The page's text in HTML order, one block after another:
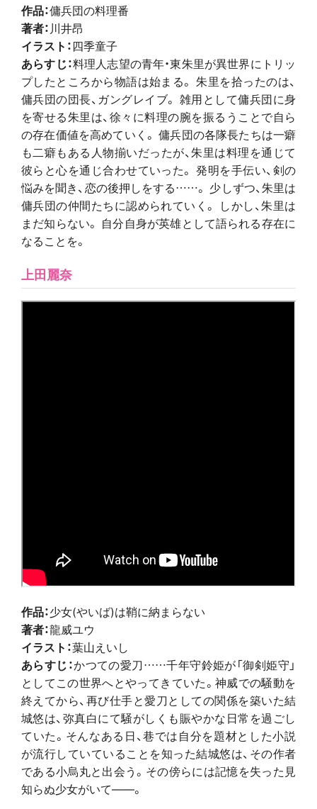
作品：傭兵団の料理番
著者：川井昂
イラスト：四季童子
あらすじ：料理人志望の青年・東朱里が異世界にトリッ
プしたところから物語は始まる。 朱里を拾ったのは、
傭兵団の団長、ガングレイブ。 雑用として傭兵団に身
を寄せる朱里は、徐々に料理の腕を振るうことで自ら
の存在価値を高めていく。 傭兵団の各隊長たちは一癖
も二癖もある人物揃いだったが、朱里は料理を通じて
彼らと心を通じ合わせていった。 発明を手伝い、剣の
悩みを聞き、恋の後押しをする……。 少しずつ、朱里は
傭兵団の仲間たちに認められていく。 しかし、朱里は
まだ知らない。 自分自身が英雄として語られる存在に
なることを。
上田麗奈
作品：少女(やいば)は鞘に納まらない
著者：龍威ユウ
イラスト：葉山えいし
あらすじ：かつての愛刀……千年守鈴姫が「御剣姫守」
としてこの世界へとやってきていた。神威での騒動を
終えてから、再び仕手と愛刀としての関係を築いた結
城悠は、弥真白にて騒がしくも賑やかな日常を過ごし
ていた。そんなある日、巷では自分を題材とした小説
が流行していていることを知った結城悠は、その作者
である小烏丸と出会う。その傍らには記憶を失った見
知らぬ少女がいて――。